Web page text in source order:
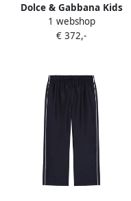
Dolce & Gabbana Kids
Popeline shirt met
gestreepte print Beige
1 webshop
€ 372,-